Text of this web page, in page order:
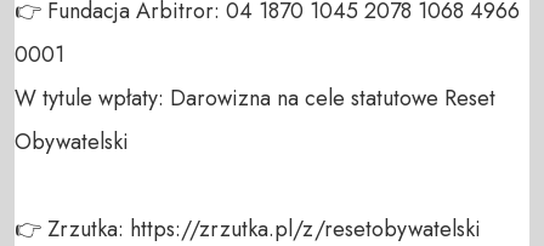
👉 Fundacja Arbitror: 04 1870 1045 2078 1068 4966
0001
W tytule wpłaty: Darowizna na cele statutowe Reset
Obywatelski
👉 Zrzutka: https://zrzutka.pl/z/resetobywatelski